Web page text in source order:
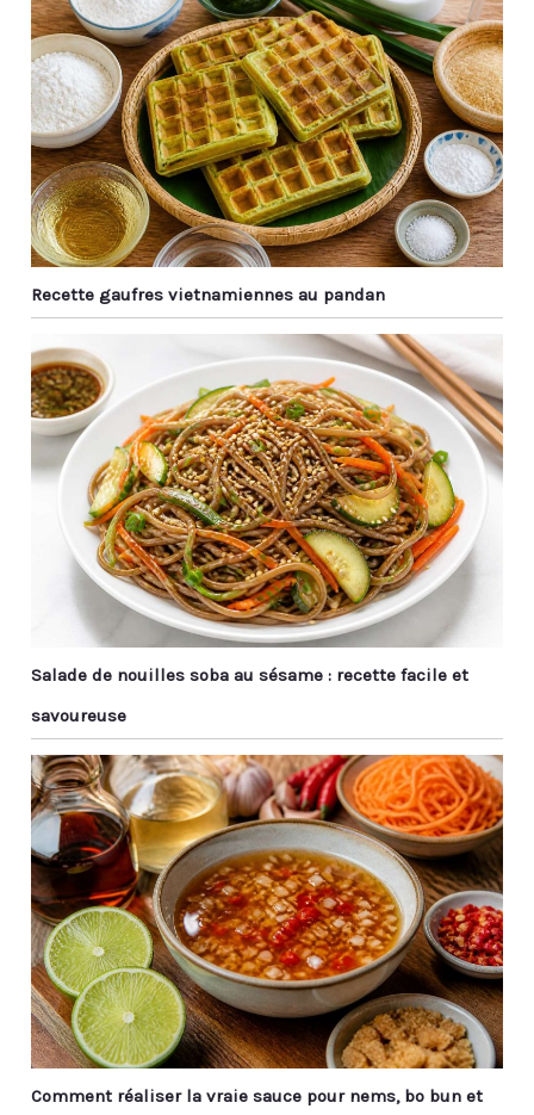
glissement. 【Passe au
Lave-vaisselle et Facile à
Nettoyer】: Ils peuvent
être mis au lave-
vaisselle et dans
l'armoire de
stérilisation.Résolvez
complètement le
problème du nettoyage
après les repas, même
laissera pas de saleté et
de taches d'huile.Idéal
pour les baguettes
réutilisables. Si vous ne
voulez pas utiliser de
baguettes jetables, vous
pouvez les emmener au
travail et les laver à l'eau
après les repas pour
garder les baguettes
propres. 【Diverses
Applications】 : Nos
baguettes réutilisables
sont indispensables
pour la cuisine asiatique
comme le ragoût de
boulettes et même
certains aliments du
Moyen-Orient. Il peut
également être utilisé
pour préparer des
aliments de tous les
jours tels que les pâtes.
Au En même temps, les
baguettes en métal ont
de beaux motifs laser et
un savoir-faire élégant,
qui sont des cadeaux
idéaux pour Noël, les
anniversaires, etc.
aux rayures, même
après une utilisation
prolongée. 【Prise en
Main Optimisée】Avec
leur extrémité texturée
par gravure laser et leur
forme carrée aux coins
arrondis, ces baguettes
offrent une excellente
adhérence – elles ne
glissent ni des mains ni
de la table. Leur poids
équilibré les rend
intuitives à utiliser,
même pour les
débutants. 【Entretien
Simplifié】100%
compatibles lave-
vaisselle, ces baguettes
supportent toutes les
températures (cuisson,
utilisation et lavage)
sans risque de
déformation.
Hygiéniques et anti-
moisissures, elles
éliminent les frais de
Raffinée】Présentées
dans un écrin élégant,
ces baguettes
symbolisent la
coopération et l'amitié.
Un cadeau idéal pour
proches ou collègues à
Noël, un anniversaire ou
toute occasion spéciale.
Recette gaufres vietnamiennes au pandan
Salade de nouilles soba au sésame : recette facile et
savoureuse
Comment réaliser la vraie sauce pour nems, bo bun et